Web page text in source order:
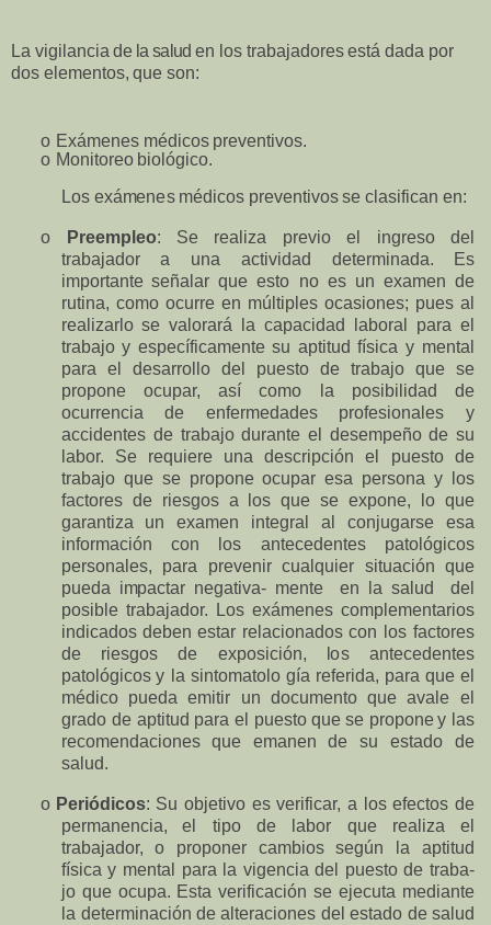
La vigilancia de la saluden los trabajadoresestá dada por
dos e ementos, que son:
o Exámenes médicos preventivos.
o Monitoreo biológico.
Los exámenes médicos preventivosse clasifican en:
o Preempleo: Se realiza previo el ingreso
del
trabajador
a una actividad determinada. Es
importante señalar que esto no es un examen de
rutina, como ocurre en mú ltiples ocasiones; pues al
realizarlo se valorará la capacidad laboral para el
trabajo y específicamente su aptitud física y mental
para el desarrollo del puesto de trabajo que
se
propone
ocupar, así como la
posibilidad de
ocurrencia de enfermedades
profesionales y
accidentes de trabajo durante el desempeño de su
labor.
Se requiere una descripción el puesto de
trabajo que se propone ocupar esa persona y
los
factores de riesgos a los que se expone, lo que
garantiza
un examen integral al
conjugarse esa
información
con los antecedentespatológicos
personales, para
prevenir cualquier situación que
pueda impactar negativa- mente en la salud
del
posible trabajador. Los exámenes compl ementarios
indicados deben estar re lacionados con los factores
de
riesgos de exposición, los
antecedentes
patológicos y la sintomatolo gía referida, para que el
médico
pueda emitir un documento que avale
el
grado de aptitud para el puesto que se propone y las
recomendaciones que emanen de su estado
de
salud.
o Periódicos: Su objetivo es verificar, a los efectos de
permanencia, el tipo de labor que rea liza
el
trabajador,
o proponer cambios según la
aptitud
física y mental para la vigencia del puesto de traba-
jo que ocupa. Esta verificación se ejecuta mediante
la determinación de a lteraciones del estado de salud